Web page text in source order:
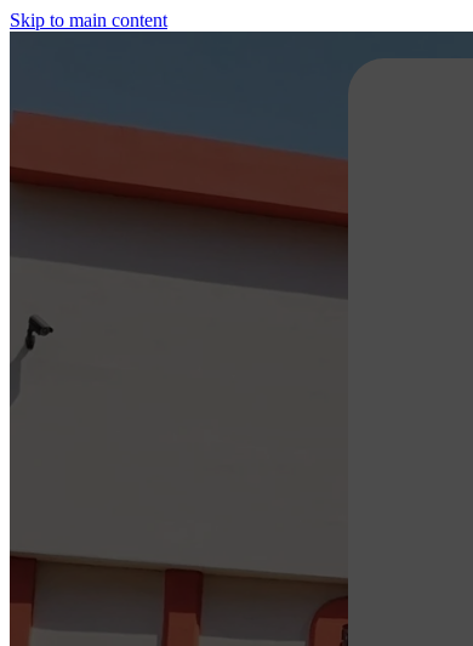
Skip to main content